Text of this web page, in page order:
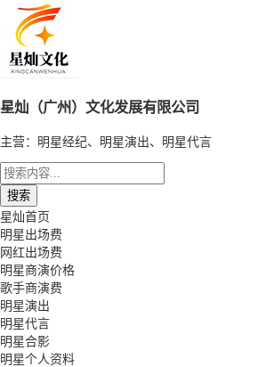
星灿（广州）文化发展有限公司
主营：明星经纪、明星演出、明星代言
星灿首页
明星出场费
网红出场费
明星商演价格
歌手商演费
明星演出
明星代言
明星合影
明星个人资料